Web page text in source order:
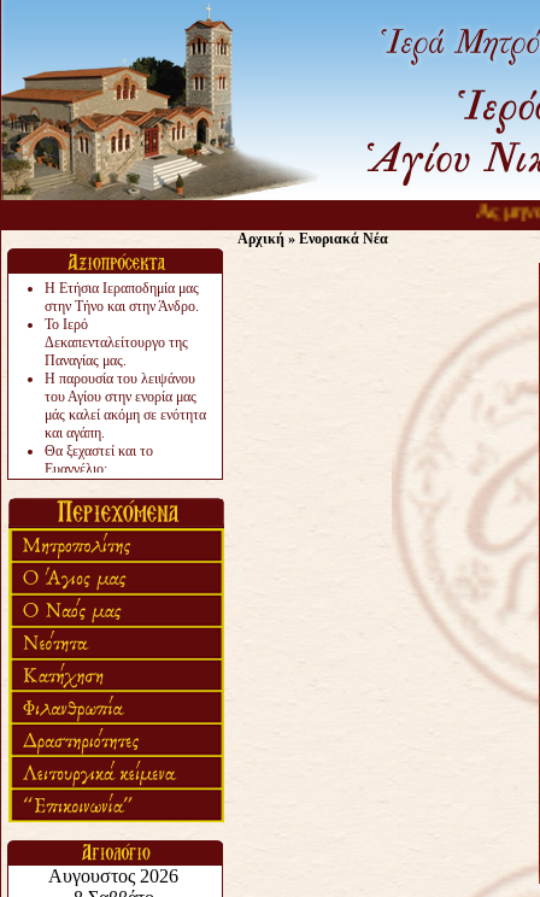
Ας μην
Η Ετήσια Ιεραποδημία μας
στην Τήνο και στην Άνδρο.
Το Ιερό
Δεκαπενταλείτουργο της
Παναγίας μας.
Η παρουσία του λειψάνου
του Αγίου στην ενορία μας
μάς καλεί ακόμη σε ενότητα
και αγάπη.
Θα ξεχαστεί και το
Ευαγγέλιο;
«πολύ αργά».
Ζητείται....
Αρχική » Ενοριακά Νέα